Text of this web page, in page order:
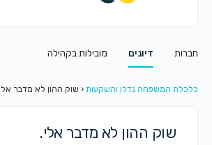
חברות דיונים מובילות בקהילה
כלכלת המשפחה נדלן והשקעות ‹ שוק ההון לא מדבר אלי.
שוק ההון לא מדבר אלי.